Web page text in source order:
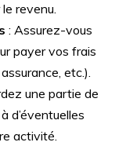
revenu.
: Assurez-vous
payer vos frais
etc.).
une partie de
d’éventuelles
activité.